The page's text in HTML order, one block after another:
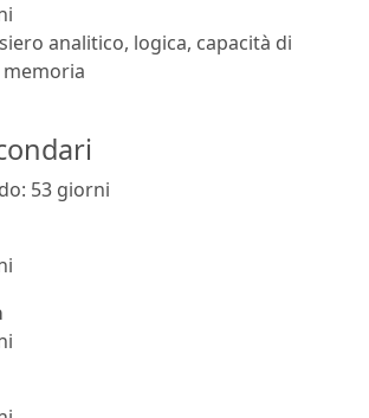
analitico, logica, capacità di
53 giorni